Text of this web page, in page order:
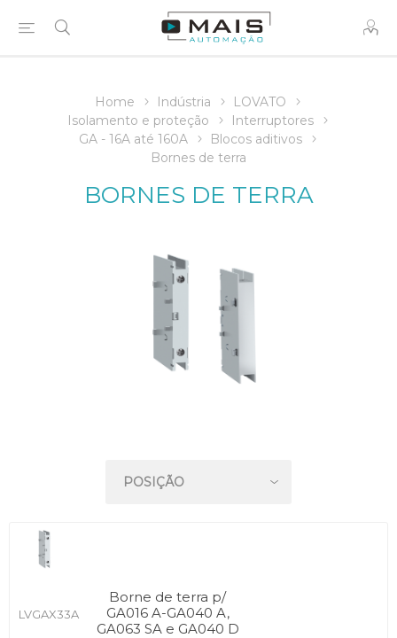
Home Indústria
LOVATO
Isolamento e proteção
Interruptores
GA - 16A até 160A
Blocos aditivos
Bornes de terra
BORNES DE TERRA
LVGAX33A
Borne de terra p/
GA016 A-GA040 A,
GA063 SA e GA040 D